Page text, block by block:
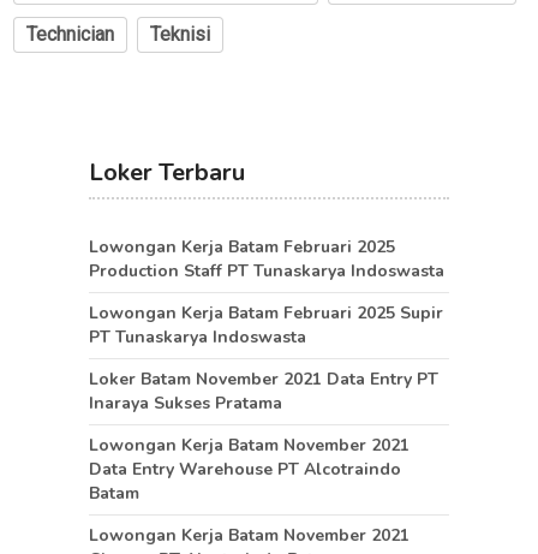
Technician Teknisi
Loker Terbaru
Lowongan Kerja Batam Februari 2025
Production Staff PT Tunaskarya Indoswasta
Lowongan Kerja Batam Februari 2025 Supir
PT Tunaskarya Indoswasta
Loker Batam November 2021 Data Entry PT
Inaraya Sukses Pratama
Lowongan Kerja Batam November 2021
Data Entry Warehouse PT Alcotraindo
Batam
Lowongan Kerja Batam November 2021